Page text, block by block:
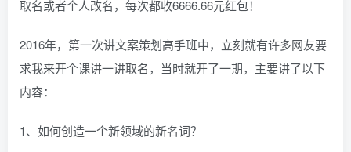
取名或者个人改名，每次都收6666.66元红包！
2016年，第一次讲文案策划高手班中，立刻就有许多网友要
求我来开个课讲一讲取名，当时就开了一期，主要讲了以下
内容：
1、如何创造一个新领域的新名词？